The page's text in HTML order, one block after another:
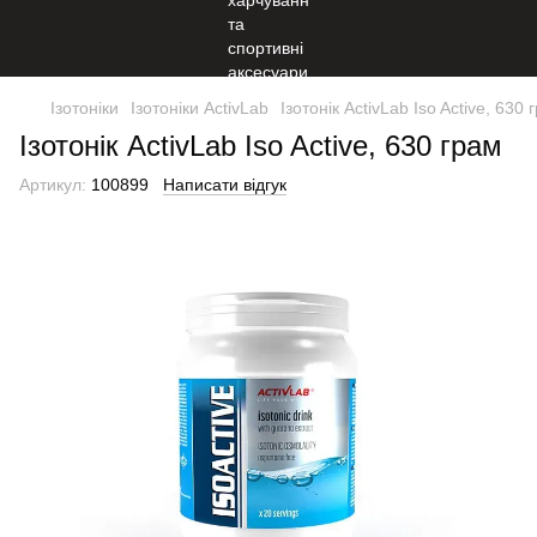
Ізотоніки Ізотоніки ActivLab Ізотонік ActivLab Iso Active, 630
Ізотонік ActivLab Iso Active, 630 грам
Артикул: 100899 Написати відгук